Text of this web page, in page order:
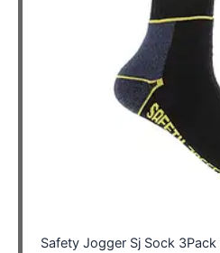
Safety Jogger Sj Sock